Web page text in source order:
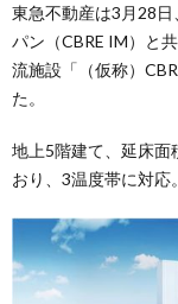
東急不動産は3月28日
パン（CBRE IM）と
流施設「（仮称）
た。
地上5階建て、延床面
おり、3温度帯に対応